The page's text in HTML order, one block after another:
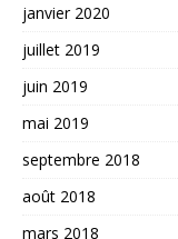
janvier 2020
juillet 2019
juin 2019
mai 2019
septembre 2018
août 2018
mars 2018